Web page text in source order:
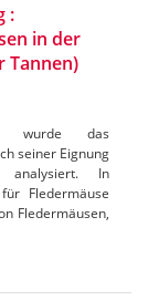
:
in der
Tannen)
wurde das
seiner Eignung
analysiert. In
Fledermäuse
Fledermäusen,